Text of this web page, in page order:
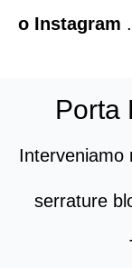
o Instagram .
Porta
Interveniamo
serrature